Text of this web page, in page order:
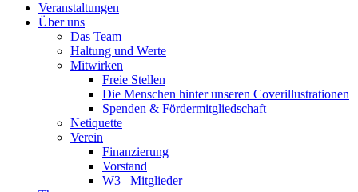
Veranstaltungen
Über uns
Das Team
Haltung und Werte
Mitwirken
Freie Stellen
Die Menschen hinter unseren Coverillustrationen
Spenden & Fördermitgliedschaft
Netiquette
Verein
Finanzierung
Vorstand
W3_ Mitglieder